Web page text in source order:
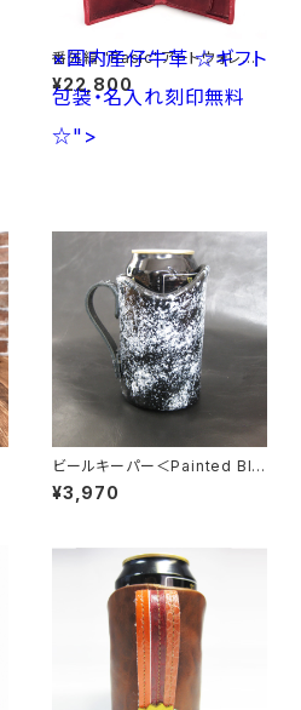
×国内産仔牛革☆ギフト
包装・名入れ刻印無料
☆">
番外編 "Basic"アートウォレット
ブライドルレザー<RED>×国内
産仔牛革<RED> ☆ギフト包装・
名入れ刻印無料☆
¥22,800
ビールキーパー＜Painted Bla
ck＞ 蓄光石入り
¥3,970